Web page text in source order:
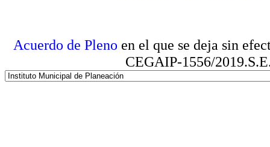
Acuerdo de Pleno en el que se deja sin
CEGAIP-1556/